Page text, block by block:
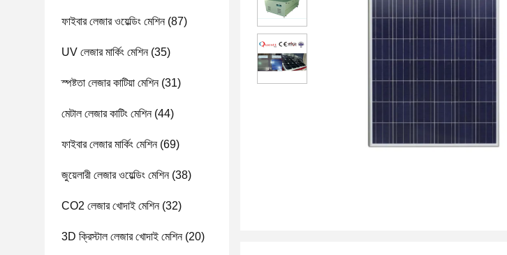
ফাইবার লেজার ওয়েল্ডিং মেশিন(87)
UV লেজার মার্কিং মেশিন(35)
স্পষ্টতা লেজার কাটিয়া মেশিন(31)
মেটাল লেজার কাটিং মেশিন(44)
ফাইবার লেজার মার্কিং মেশিন(69)
জুয়েলারী লেজার ওয়েল্ডিং মেশিন(38)
CO2 লেজার খোদাই মেশিন(32)
3D ক্রিস্টাল লেজার খোদাই মেশিন(20)